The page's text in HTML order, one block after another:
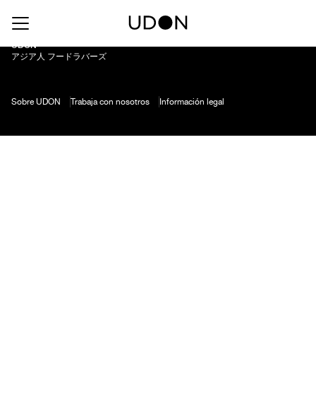
UDON
アジア人 フードラバーズ
Sobre UDON Trabaja con nosotros Información legal